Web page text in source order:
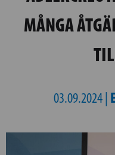
MÅNGA
03.09.2024 |